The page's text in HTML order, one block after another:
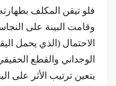
فلو تيقن المكلف
وقامت البينة على
الاحتمال (الذي يحمل
الوجداني والقطع
يتعين ترتيب الأثر على